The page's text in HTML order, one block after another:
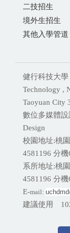
二技招生
境外生招生
其他入學管道
健行科技大學
Technology ,
Taoyuan City
數位多媒體設
Design
校園地址:桃
4581196 分機
系所地址:桃
4581196 分機
E-mail:
建議使用